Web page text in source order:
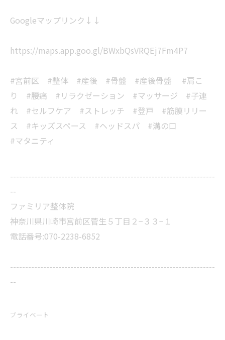
Googleマップリンク↓↓
https://maps.app.goo.gl/BWxbQsVRQEj7Fm4P7
#宮前区 #整体 #産後 #骨盤 #産後骨盤 #肩こ
り #腰痛 #リラクゼーション #マッサージ #子連
れ #セルフケア #ストレッチ #登戸 #筋膜リリー
ス #キッズスペース #ヘッドスパ #溝の口
#マタニティ
--------------------------------------------------------------------
--
ファミリア整体院
神奈川県川崎市宮前区菅生５丁目２−３３−１
電話番号:070-2238-6852
--------------------------------------------------------------------
--
プライベート